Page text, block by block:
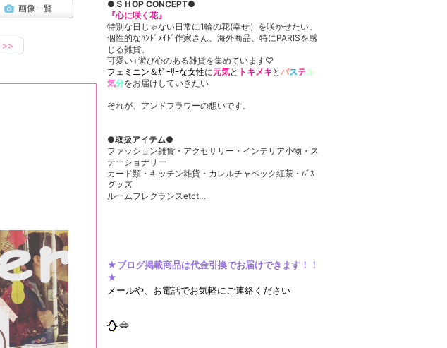
画像一覧
>>
● ＳＨOP CONCEPT●
『心に咲く花』
特別な日じゃない日常に1輪の花(幸せ）を咲かせたい。
個性的なﾊﾝﾄﾞﾒｲﾄﾞ作家さん、海外商品、特にPARISを感
じる雑貨。
可愛い+遊び心のある雑貨を集めています♡
フェミニン＆ｶﾞｰﾘｰな女性に元気と トキメキ と パステル
気分をお届けしていきたい
それが、アンドフラワーの想いです。
●取扱アイテム●
ファッション雑貨・アクセサリー・インテリア小物・ス
テーショナリー
カード類・キッチン雑貨・カレルチャペック紅茶・ﾊﾞｽ
グッズ
ルームフレグランスetct…
★ブログ掲載商品は代金引換でお届けできます！！
★
メールや、お電話でお気軽にご連絡ください